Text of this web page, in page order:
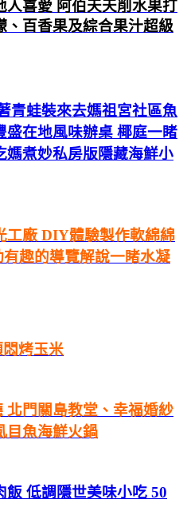
人喜愛 阿伯天天削水果打
、百香果及綜合果汁超級
青蛙裝來去媽祖宮社區魚
盛在地風味辦桌 椰庭一睹
媽煮妙私房版隱藏海鮮小
工廠 DIY體驗製作軟綿綿
趣的導覽解說一睹水凝
烤玉米
北門關島教堂、幸福婚紗
目魚海鮮火鍋
飯 低調隱世美味小吃 50